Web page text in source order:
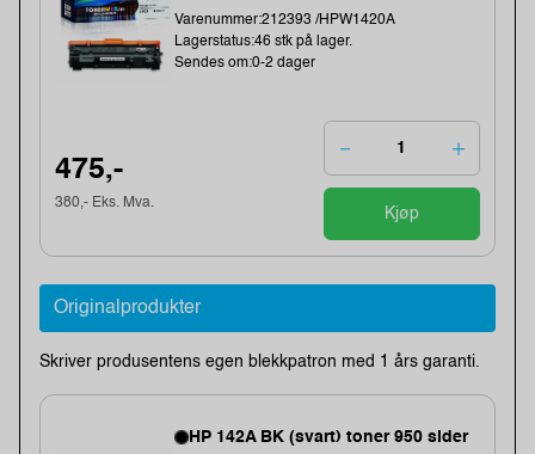
Varenummer:212393 /HPW1420A
Lagerstatus:46 stk på lager.
Sendes om:0-2 dager
475,-
380,- Eks. Mva.
Kjøp
Originalprodukter
Skriver produsentens egen blekkpatron med 1 års garanti.
HP 142A BK (svart) toner 950 sider